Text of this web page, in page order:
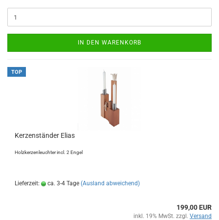
IN DEN WARENKORB
TOP
Kerzenständer Elias
Holzkerzenleuchter incl. 2 Engel
Lieferzeit: ca. 3-4 Tage (Ausland abweichend)
199,00 EUR
inkl. 19% MwSt. zzgl. Versand